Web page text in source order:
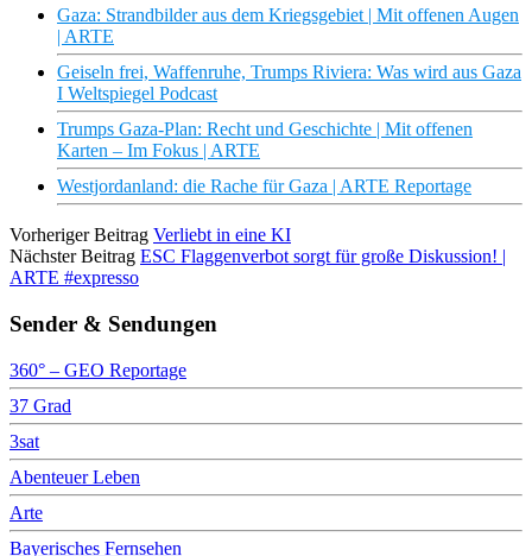
Gaza: Strandbilder aus dem Kriegsgebiet | Mit offenen Augen
| ARTE
Geiseln frei, Waffenruhe, Trumps Riviera: Was wird aus Gaza
I Weltspiegel Podcast
Trumps Gaza-Plan: Recht und Geschichte | Mit offenen
Karten – Im Fokus | ARTE
Westjordanland: die Rache für Gaza | ARTE Reportage
Vorheriger Beitrag Verliebt in eine KI
Nächster Beitrag ESC Flaggenverbot sorgt für große Diskussion! |
ARTE #expresso
Sender & Sendungen
360° – GEO Reportage
37 Grad
3sat
Abenteuer Leben
Arte
Bayerisches Fernsehen